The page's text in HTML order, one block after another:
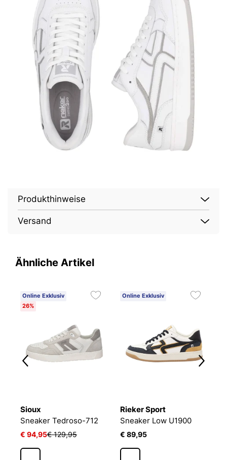
Produkthinweise
Versand
Ähnliche Artikel
Online Exklusiv
26%
Sioux
Sneaker Tedroso-712
€ 94,95€ 129,95
Online Exklusiv
Rieker Sport
Sneaker Low U1900
€ 89,95